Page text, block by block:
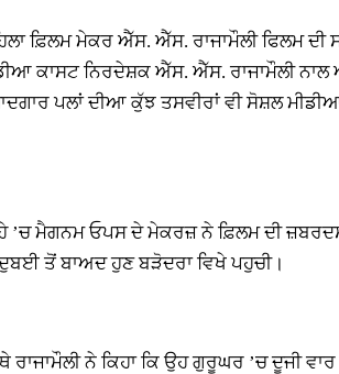
ਫ਼ਿਲਮ ਮੇਕਰ ਐੱਸ. ਐੱਸ. ਰਾਜਾਮੌਲੀ ਫਿਲਮ ਦੀ
ਕਾਸਟ ਨਿਰਦੇਸ਼ਕ ਐੱਸ. ਐੱਸ. ਰਾਜਾਮੌਲੀ ਨਾਲ
ਪਲਾਂ ਦੀਆ ਕੁੱਝ ਤਸਵੀਰਾਂ ਵੀ ਸੋਸ਼ਲ
’ਚ ਮੈਗਨਮ ਓਪਸ ਦੇ ਮੇਕਰਜ਼ ਨੇ ਫ਼ਿਲਮ ਦੀ
ਤੋਂ ਬਾਅਦ ਹੁਣ ਬੜੋਦਰਾ ਵਿਖੇ ਪਹੁਚੀ।
ਰਾਜਾਮੌਲੀ ਨੇ ਕਿਹਾ ਕਿ ਉਹ ਗੁਰੂਘਰ ’ਚ ਦੂਜੀ